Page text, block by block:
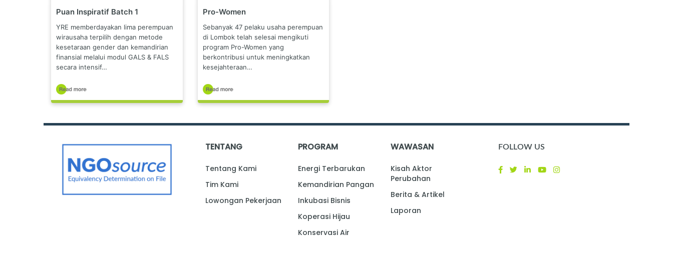
Puan Inspiratif Batch 1
YRE memberdayakan lima perempuan
wirausaha terpilih dengan metode
kesetaraan gender dan kemandirian
finansial melalui modul GALS & FALS
secara intensif…
Pro-Women
Sebanyak 47 pelaku usaha perempuan
di Lombok telah selesai mengikuti
program Pro-Women yang
berkontribusi untuk meningkatkan
kesejahteraan…
TENTANG
Tentang Kami
Tim Kami
Lowongan Pekerjaan
PROGRAM
Energi Terbarukan
Kemandirian Pangan
Inkubasi Bisnis
Koperasi Hijau
Konservasi Air
WAWASAN
Kisah Aktor
Perubahan
Berita & Artikel
Laporan
FOLLOW US